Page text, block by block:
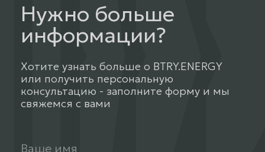
Нужно больше
информации?
Хотите узнать больше о BTRY.ENERGY
или получить персональную
консультацию - заполните форму и мы
свяжемся с вами